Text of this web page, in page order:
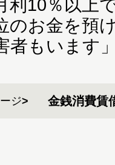
利10％以上
のお金を預
者もいます」
ジ 金銭消費賃